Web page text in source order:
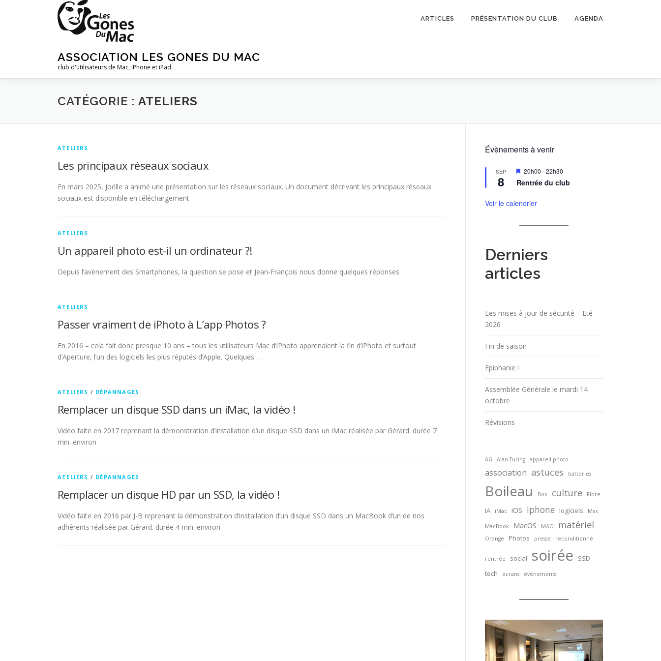
ASSOCIATION LES GONES DU MAC
club d'utilisateurs de Mac, iPhone et iPad
ARTICLES PRÉSENTATION DU CLUB AGENDA
CATÉGORIE : ATELIERS
ATELIERS
Les principaux réseaux sociaux
En mars 2025, Joëlle a animé une présentation sur les réseaux sociaux. Un document décrivant les principaux réseaux
sociaux est disponible en téléchargement
ATELIERS
Un appareil photo est-il un ordinateur ?!
Depuis l’avènement des Smartphones, la question se pose et Jean-François nous donne quelques réponses
ATELIERS
Passer vraiment de iPhoto à L’app Photos ?
En 2016 – cela fait donc presque 10 ans – tous les utilisateurs Mac d’iPhoto apprenaient la fin d’iPhoto et surtout
d’Aperture, l’un des logiciels les plus réputés d’Apple. Quelques …
ATELIERS / DÉPANNAGES
Remplacer un disque SSD dans un iMac, la vidéo !
Vidéo faite en 2017 reprenant la démonstration d’installation d’un disque SSD dans un iMac réalisée par Gérard. durée 7
min. environ
ATELIERS / DÉPANNAGES
Remplacer un disque HD par un SSD, la vidéo !
Vidéo faite en 2016 par J-B reprenant la démonstration d’installation d’un disque SSD dans un MacBook d’un de nos
adhérents réalisée par Gérard. durée 4 min. environ
Évènements à venir
SEP
8
Mis
avant
20h00 -22h30
Rentrée du club
Voir le calendrier
Derniers
articles
Les mises à jour de sécurité – Eté
2026
Fin de saison
Epiphanie !
Assemblée Générale le mardi 14
octobre
Révisions
AG Alan Turing appareil photo
association astuces batteries
Boileau Box culture Fibre
IA iMac iOS Iphone logiciels Mac
MacBook MacOS MAO matériel
Orange Photos presse reconditionné
rentrée social soirée
SSD
tech
écrans évènements